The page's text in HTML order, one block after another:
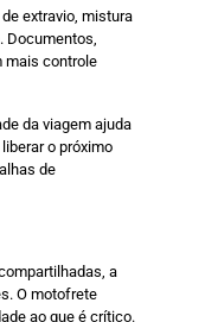
extravio, mistura
Documentos,
mais controle
da viagem ajuda
o próximo
de
a
O motofrete
ao que é crítico.